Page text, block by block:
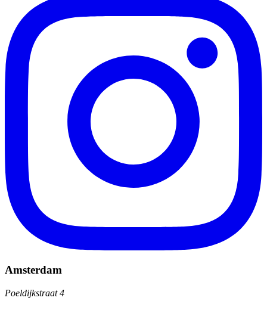
Amsterdam
Poeldijkstraat 4